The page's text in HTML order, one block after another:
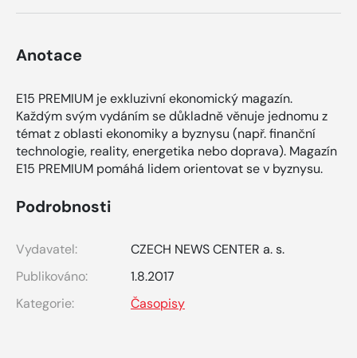
Anotace
E15 PREMIUM je exkluzivní ekonomický magazín.
Každým svým vydáním se důkladně věnuje jednomu z
témat z oblasti ekonomiky a byznysu (např. finanční
technologie, reality, energetika nebo doprava). Magazín
E15 PREMIUM pomáhá lidem orientovat se v byznysu.
Podrobnosti
Vydavatel:
CZECH NEWS CENTER a. s.
Publikováno:
1.8.2017
Kategorie:
Časopisy